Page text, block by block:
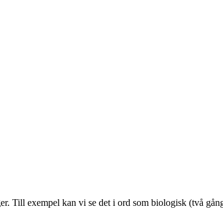
Till exempel kan vi se det i ord som biologisk (två